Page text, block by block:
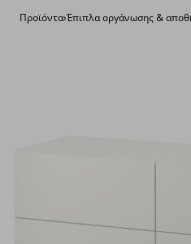
Προϊόντα›Έπιπλα οργάνωσης &